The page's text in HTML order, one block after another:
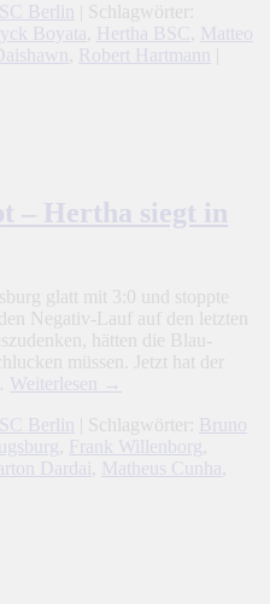
Berlin
| Schlagwörter:
Boyata Hertha BSC
Matteo
Robert Hartmann
– Hertha siegt in
glatt mit 3:0 und stoppte
Negativ-Lauf auf den letzten
hätten die Blau-
müssen. Jetzt hat der
Weiterlesen
→
Berlin | Schlagwörter:
Bruno
Frank Willenborg
Dardai Matheus Cunha